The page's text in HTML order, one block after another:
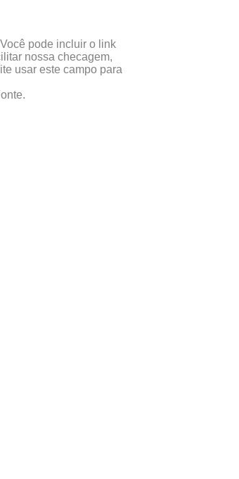
pode incluir o link
nossa checagem,
usar este campo para